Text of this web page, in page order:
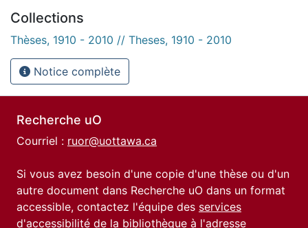
Collections
Thèses, 1910 - 2010 // Theses, 1910 - 2010
Notice complète
Recherche uO
Courriel : ruor@uottawa.ca
Si vous avez besoin d'une copie d'une thèse ou d'un
autre document dans Recherche uO dans un format
accessible, contactez l'équipe des services
d'accessibilité de la bibliothèque à l'adresse